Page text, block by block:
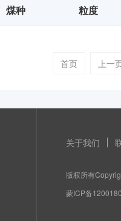
煤种 粒度
首页 上一
关于我们
版权所有
蒙ICP备